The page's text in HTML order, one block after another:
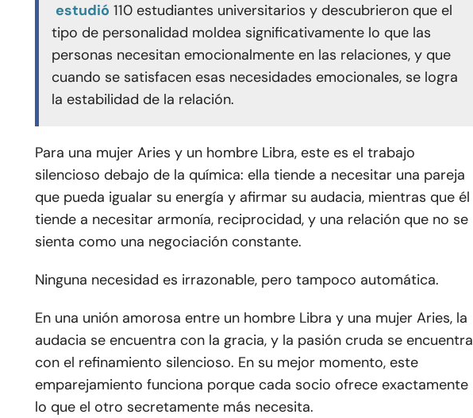
estudió 110 estudiantes universitarios y descubrieron que el
tipo de personalidad moldea significativamente lo que las
personas necesitan emocionalmente en las relaciones, y que
cuando se satisfacen esas necesidades emocionales, se logra
la estabilidad de la relación.
Para una mujer Aries y un hombre Libra, este es el trabajo
silencioso debajo de la química: ella tiende a necesitar una pareja
que pueda igualar su energía y afirmar su audacia, mientras que él
tiende a necesitar armonía, reciprocidad, y una relación que no se
sienta como una negociación constante.
Ninguna necesidad es irrazonable, pero tampoco automática.
En una unión amorosa entre un hombre Libra y una mujer Aries, la
audacia se encuentra con la gracia, y la pasión cruda se encuentra
con el refinamiento silencioso. En su mejor momento, este
emparejamiento funciona porque cada socio ofrece exactamente
lo que el otro secretamente más necesita.